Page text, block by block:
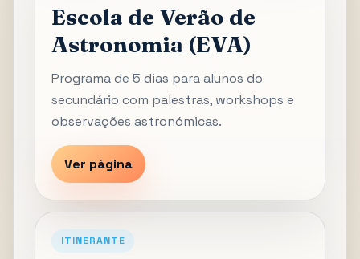
Escola de Verão de
Astronomia (EVA)
Programa de 5 dias para alunos do
secundário com palestras, workshops e
observações astronómicas.
Ver página
ITINERANTE